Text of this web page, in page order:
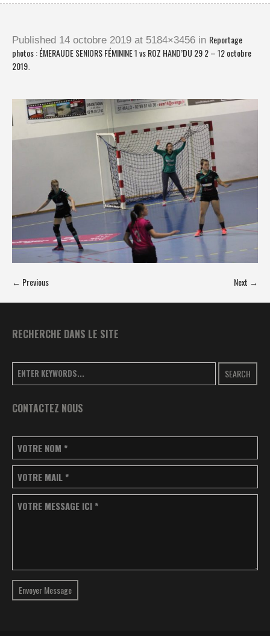
Published 14 octobre 2019 at 5184×3456 in Reportage
photos : ÉMERAUDE SENIORS FÉMININE 1 vs ROZ HAND’DU 29 2 – 12 octobre
2019.
← Previous Next →
RECHERCHE DANS LE SITE
SEARCH
CONTACTEZ NOUS
VOTRE NOM *
VOTRE MAIL *
VOTRE MESSAGE ICI *
Envoyer Message